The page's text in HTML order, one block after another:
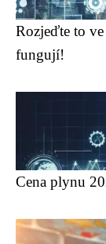
Rozjeďte to
fungují!
Cena plynu